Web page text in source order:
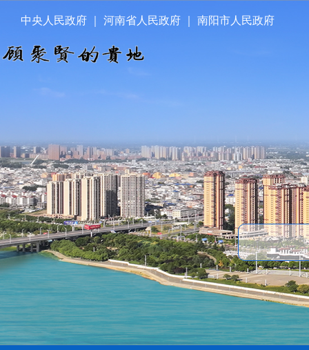
中央人民政府 河南省人民政府 南阳市人民政府